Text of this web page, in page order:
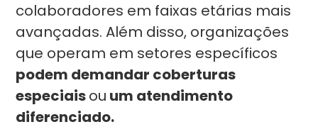
colaboradores em faixas etárias mais
avançadas. Além disso, organizações
que operam em setores específicos
podem demandar coberturas
especiaisou um atendimento
diferenciado.